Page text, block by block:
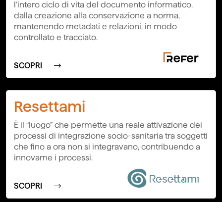
l’intero ciclo di vita del documento informatico,
dalla creazione alla conservazione a norma,
mantenendo metadati e relazioni, in modo
controllato e tracciato.
SCOPRI
Resettami
È il “luogo” che permette una reale attivazione dei
processi di integrazione socio-sanitaria tra soggetti
che fino a ora non si integravano, contribuendo a
innovarne i processi.
SCOPRI